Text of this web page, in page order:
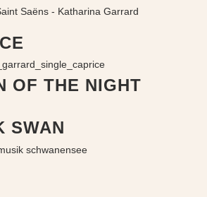
OF THE NIGHT
SWAN